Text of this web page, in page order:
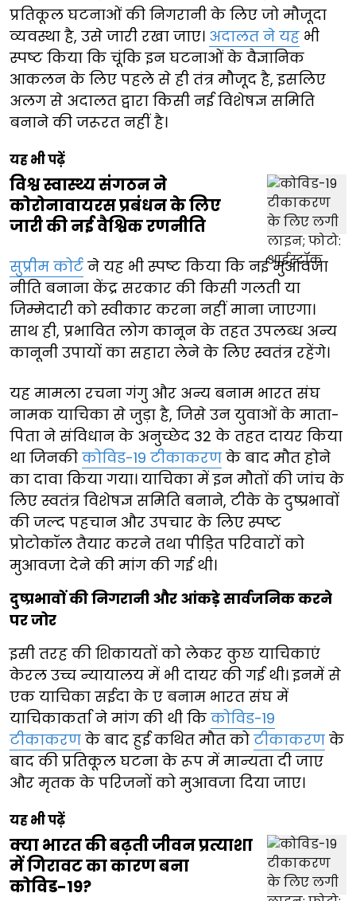
प्रतिकूल घटनाओं की निगरानी के लिए जो मौजूदा
व्यवस्था है, उसे जारी रखा जाए। अदालत ने यह भी
स्पष्ट किया कि चूंकि इन घटनाओं के वैज्ञानिक
आकलन के लिए पहले से ही तंत्र मौजूद है, इसलिए
अलग से अदालत द्वारा किसी नई विशेषज्ञ समिति
बनाने की जरूरत नहीं है।
यह भी पढ़ें
विश्व स्वास्थ्य संगठन ने
कोरोनावायरस प्रबंधन के लिए
जारी की नई वैश्विक रणनीति
सुप्रीम कोर्ट ने यह भी स्पष्ट किया कि नई मुआवजा
नीति बनाना केंद्र सरकार की किसी गलती या
जिम्मेदारी को स्वीकार करना नहीं माना जाएगा।
साथ ही, प्रभावित लोग कानून के तहत उपलब्ध अन्य
कानूनी उपायों का सहारा लेने के लिए स्वतंत्र रहेंगे।
यह मामला रचना गंगु और अन्य बनाम भारत संघ
नामक याचिका से जुड़ा है, जिसे उन युवाओं के माता-
पिता ने संविधान के अनुच्छेद 32 के तहत दायर किया
था जिनकी कोविड-19 टीकाकरण के बाद मौत होने
का दावा किया गया। याचिका में इन मौतों की जांच के
लिए स्वतंत्र विशेषज्ञ समिति बनाने, टीके के दुष्प्रभावों
की जल्द पहचान और उपचार के लिए स्पष्ट
प्रोटोकॉल तैयार करने तथा पीड़ित परिवारों को
मुआवजा देने की मांग की गई थी।
दुष्प्रभावों की निगरानी और आंकड़े सार्वजनिक करने
पर जोर
इसी तरह की शिकायतों को लेकर कुछ याचिकाएं
केरल उच्च न्यायालय में भी दायर की गई थी। इनमें से
एक याचिका सईदा के ए बनाम भारत संघ में
याचिकाकर्ता ने मांग की थी कि कोविड-19
टीकाकरण के बाद हुई कथित मौत को टीकाकरण के
बाद की प्रतिकूल घटना के रूप में मान्यता दी जाए
और मृतक के परिजनों को मुआवजा दिया जाए।
यह भी पढ़ें
क्या भारत की बढ़ती जीवन प्रत्याशा
में गिरावट का कारण बना
कोविड-19?